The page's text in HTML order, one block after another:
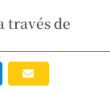
través de
la